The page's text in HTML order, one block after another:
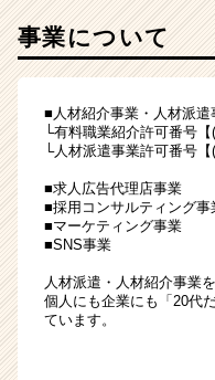
材・
広
告・
SNS
】
|
ン
チ
事業について
■人材紹介事業・人材派遣
└有料職業紹介許可番号【
└人材派遣事業許可番号【(
■求人広告代理店事業
■採用コンサルティング事
■マーケティング事業
■SNS事業
人材派遣・人材紹介事業
個人にも企業にも「20代
ています。